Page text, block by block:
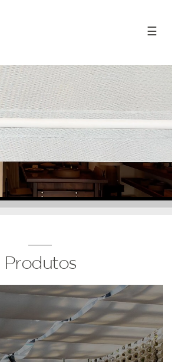
☰
Produtos